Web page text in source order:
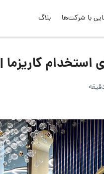
با شرکت‌ها بلاگ
کاریزما | ۳ اسفند ۱۴۰۴